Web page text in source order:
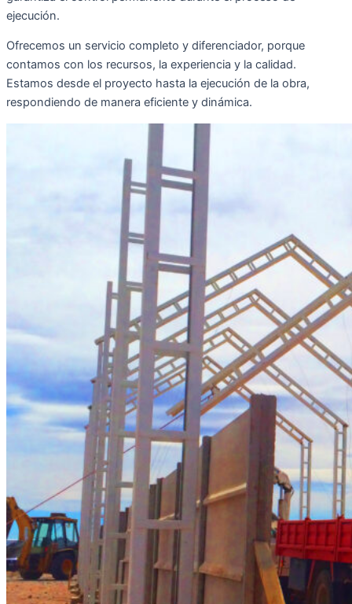
ejecución.
Ofrecemos un servicio completo y diferenciador, porque
contamos con los recursos, la experiencia y la calidad.
Estamos desde el proyecto hasta la ejecución de la obra,
respondiendo de manera eficiente y dinámica.